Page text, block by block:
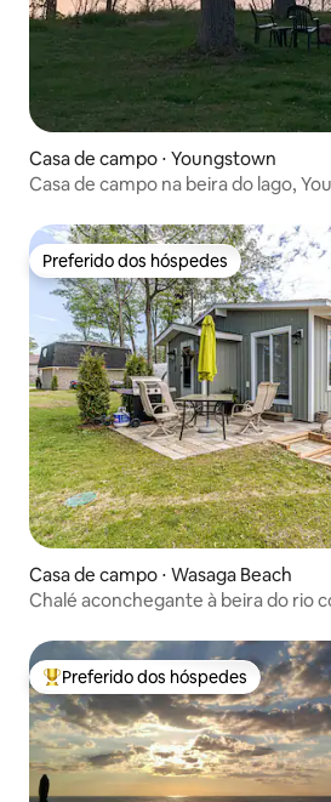
Casa de campo ⋅ Youngstown
Casa de campo na beira do lago,
Preferido dos hóspedes
Preferido dos hóspedes
Casa de campo ⋅ Wasaga Beach
Chalé aconchegante à beira do rio
Entre os melhores preferidos dos
Preferido dos hóspedes